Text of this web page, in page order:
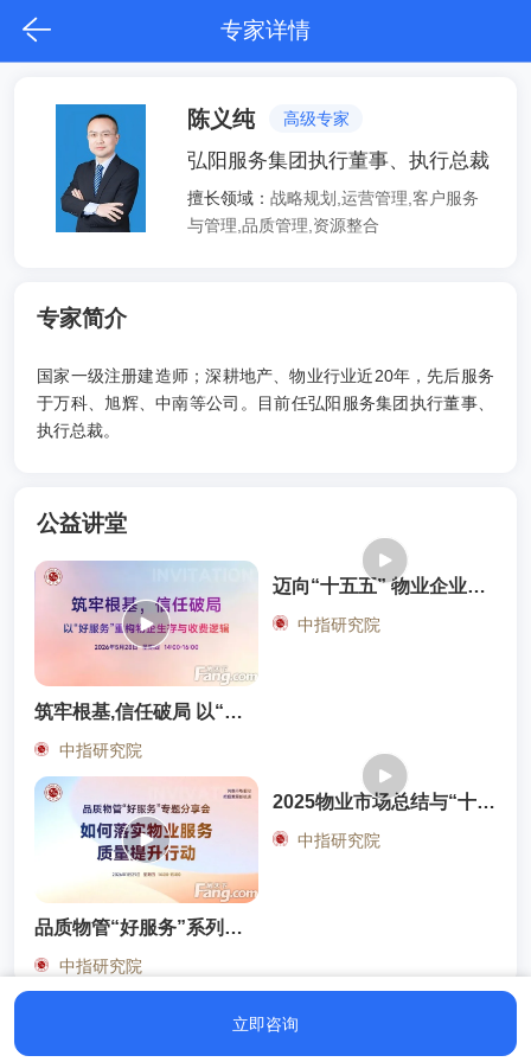
专家详情
陈义纯 高级专家
弘阳服务集团执行董事、执行总裁
擅长领域： 战略规划,运营管理,客户服务
与管理,品质管理,资源整合
专家简介
国家一级注册建造师；深耕地产、物业行业近20年，先后服务
于万科、旭辉、中南等公司。目前任弘阳服务集团执行董事、
执行总裁。
公益讲堂
筑牢根基,信任破局 以“好服务”重构物企生存与收费逻辑
中指研究院
迈向“十五五” 物业企业的转型升级之路
中指研究院
品质物管“好服务”系列主题沙龙
中指研究院
2025物业市场总结与“十五五”发展展望
中指研究院
立即咨询